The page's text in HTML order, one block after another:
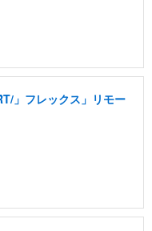
」フレックス」リモー